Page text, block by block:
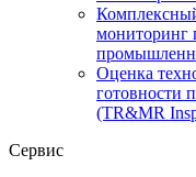
мониторинг
Оценка
готовности
(TR&MR
Сервис